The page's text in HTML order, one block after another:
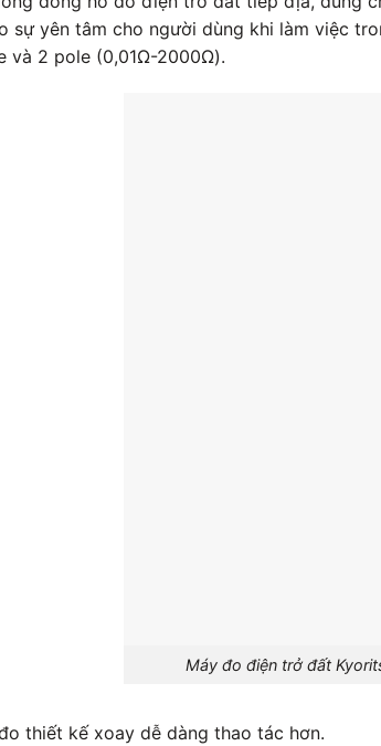
sự yên tâm cho người dùng khi làm việc
và 2 pole (0,01Ω-2000Ω).
Máy đo điện trở đất
thiết kế xoay dễ dàng thao tác hơn.